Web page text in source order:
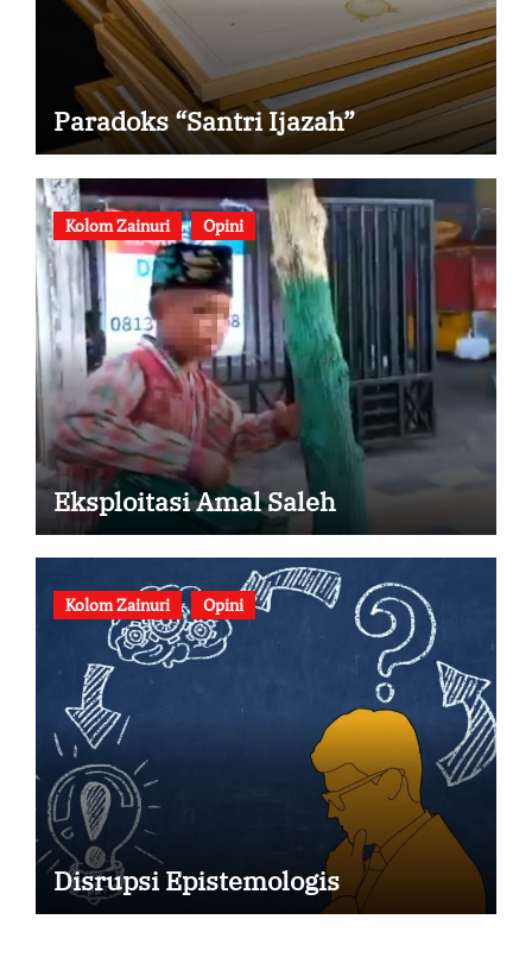
Paradoks “Santri Ijazah”
Kolom Zainuri Opini
Eksploitasi Amal Saleh
Kolom Zainuri Opini
Disrupsi Epistemologis